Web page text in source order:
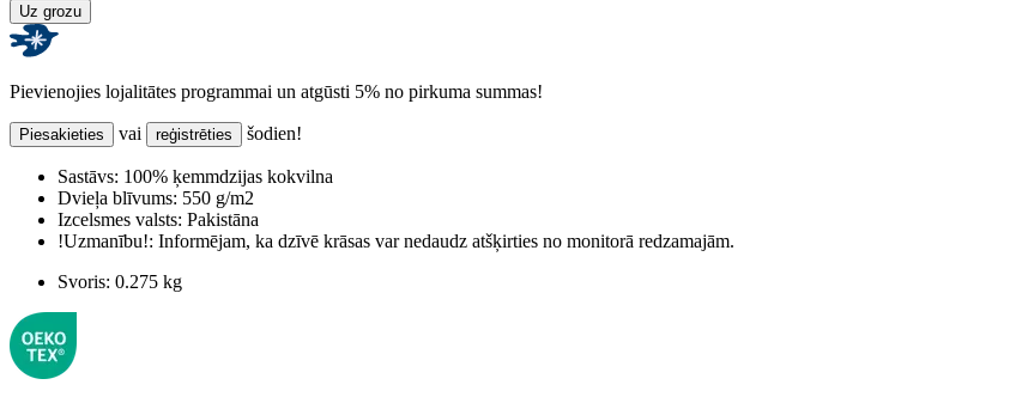
Uz grozu
Pievienojies lojalitātes programmai un atgūsti 5% no pirkuma summas!
Piesakieties vai reģistrēties šodien!
Sastāvs: 100% ķemmdzijas kokvilna
Dvieļa blīvums: 550 g/m2
Izcelsmes valsts: Pakistāna
!Uzmanību!: Informējam, ka dzīvē krāsas var nedaudz atšķirties no monitorā redzamajām.
Svoris: 0.275 kg